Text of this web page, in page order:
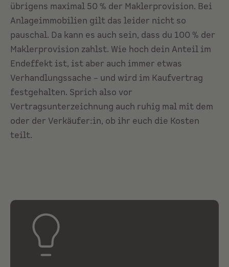
übrigens maximal 50 % der Maklerprovision. Bei
Anlageimmobilien gilt das leider nicht so
pauschal. Da kann es auch sein, dass du 100 % der
Maklerprovision zahlst. Wie hoch dein Anteil im
Endeffekt ist, ist aber auch immer etwas
Verhandlungssache – und wird im Kaufvertrag
festgehalten. Sprich also vor
Vertragsunterzeichnung auch ruhig mal mit dem
oder der Verkäufer:in, ob ihr euch die Kosten
teilt.